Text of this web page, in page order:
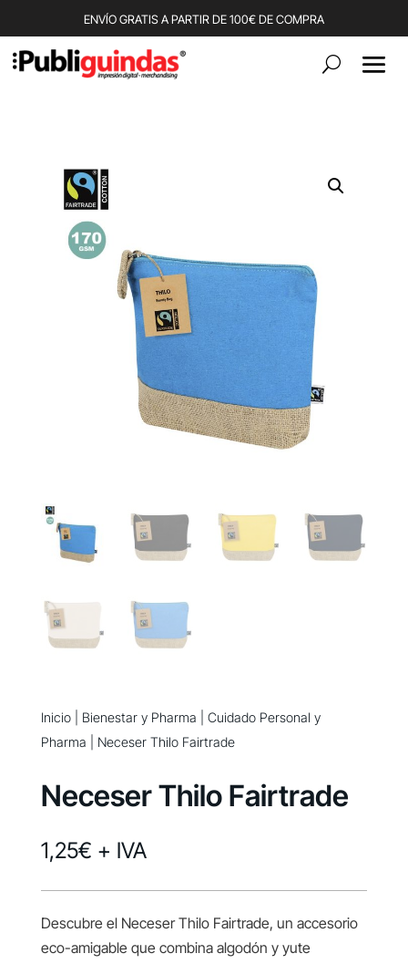
ENVÍO GRATIS A PARTIR DE 100€ DE COMPRA
Inicio| Bienestar y Pharma
Cuidado Personal y
Pharma | Neceser Thilo Fairtrade
Neceser Thilo Fairtrade
1,25€ + IVA
Descubre el Neceser Thilo Fairtrade, un accesorio
eco-amigable que combina algodón y yute